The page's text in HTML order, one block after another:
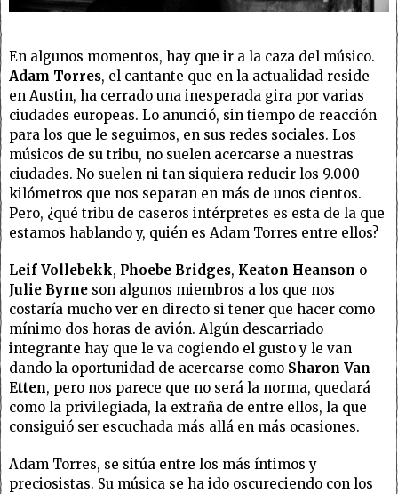
En algunos momentos, hay que ir a la caza del músico.
Adam Torres, el cantante que en la actualidad reside
en Austin, ha cerrado una inesperada gira por varias
ciudades europeas. Lo anunció, sin tiempo de reacción
para los que le seguimos, en sus redes sociales. Los
músicos de su tribu, no suelen acercarse a nuestras
ciudades. No suelen ni tan siquiera reducir los 9.000
kilómetros que nos separan en más de unos cientos.
Pero, ¿qué tribu de caseros intérpretes es esta de la que
estamos hablando y, quién es Adam Torres entre ellos?
Leif Vollebekk, Phoebe Bridges, Keaton Heanson o
Julie Byrne son algunos miembros a los que nos
costaría mucho ver en directo si tener que hacer como
mínimo dos horas de avión. Algún descarriado
integrante hay que le va cogiendo el gusto y le van
dando la oportunidad de acercarse como Sharon Van
Etten, pero nos parece que no será la norma, quedará
como la privilegiada, la extraña de entre ellos, la que
consiguió ser escuchada más allá en más ocasiones.
Adam Torres, se sitúa entre los más íntimos y
preciosistas. Su música se ha ido oscureciendo con los